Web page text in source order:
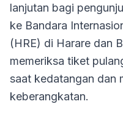
lanjutan bagi
ke Bandara
(HRE) di Harare dan
memeriksa tiket
saat kedatangan dan
keberangkatan.